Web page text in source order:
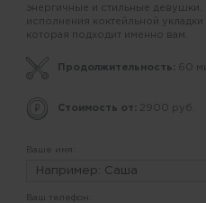
энергичные и стильные
исполнения коктейльной
которая подходит именно вам.
Продолжительность: 60
Стоимость от: 2900 руб.
Ваше имя:
Ваш телефон: